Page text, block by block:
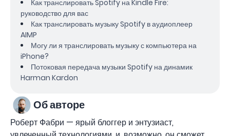
Как транслировать Spotify на Kindle Fire:
руководство для вас
Как транслировать музыку Spotify в аудиоплеер
AIMP
Могу ли я транслировать музыку с компьютера на
iPhone?
Потоковая передача музыки Spotify на динамик
Harman Kardon
Об авторе
Роберт Фабри — ярый блоггер и энтузиаст,